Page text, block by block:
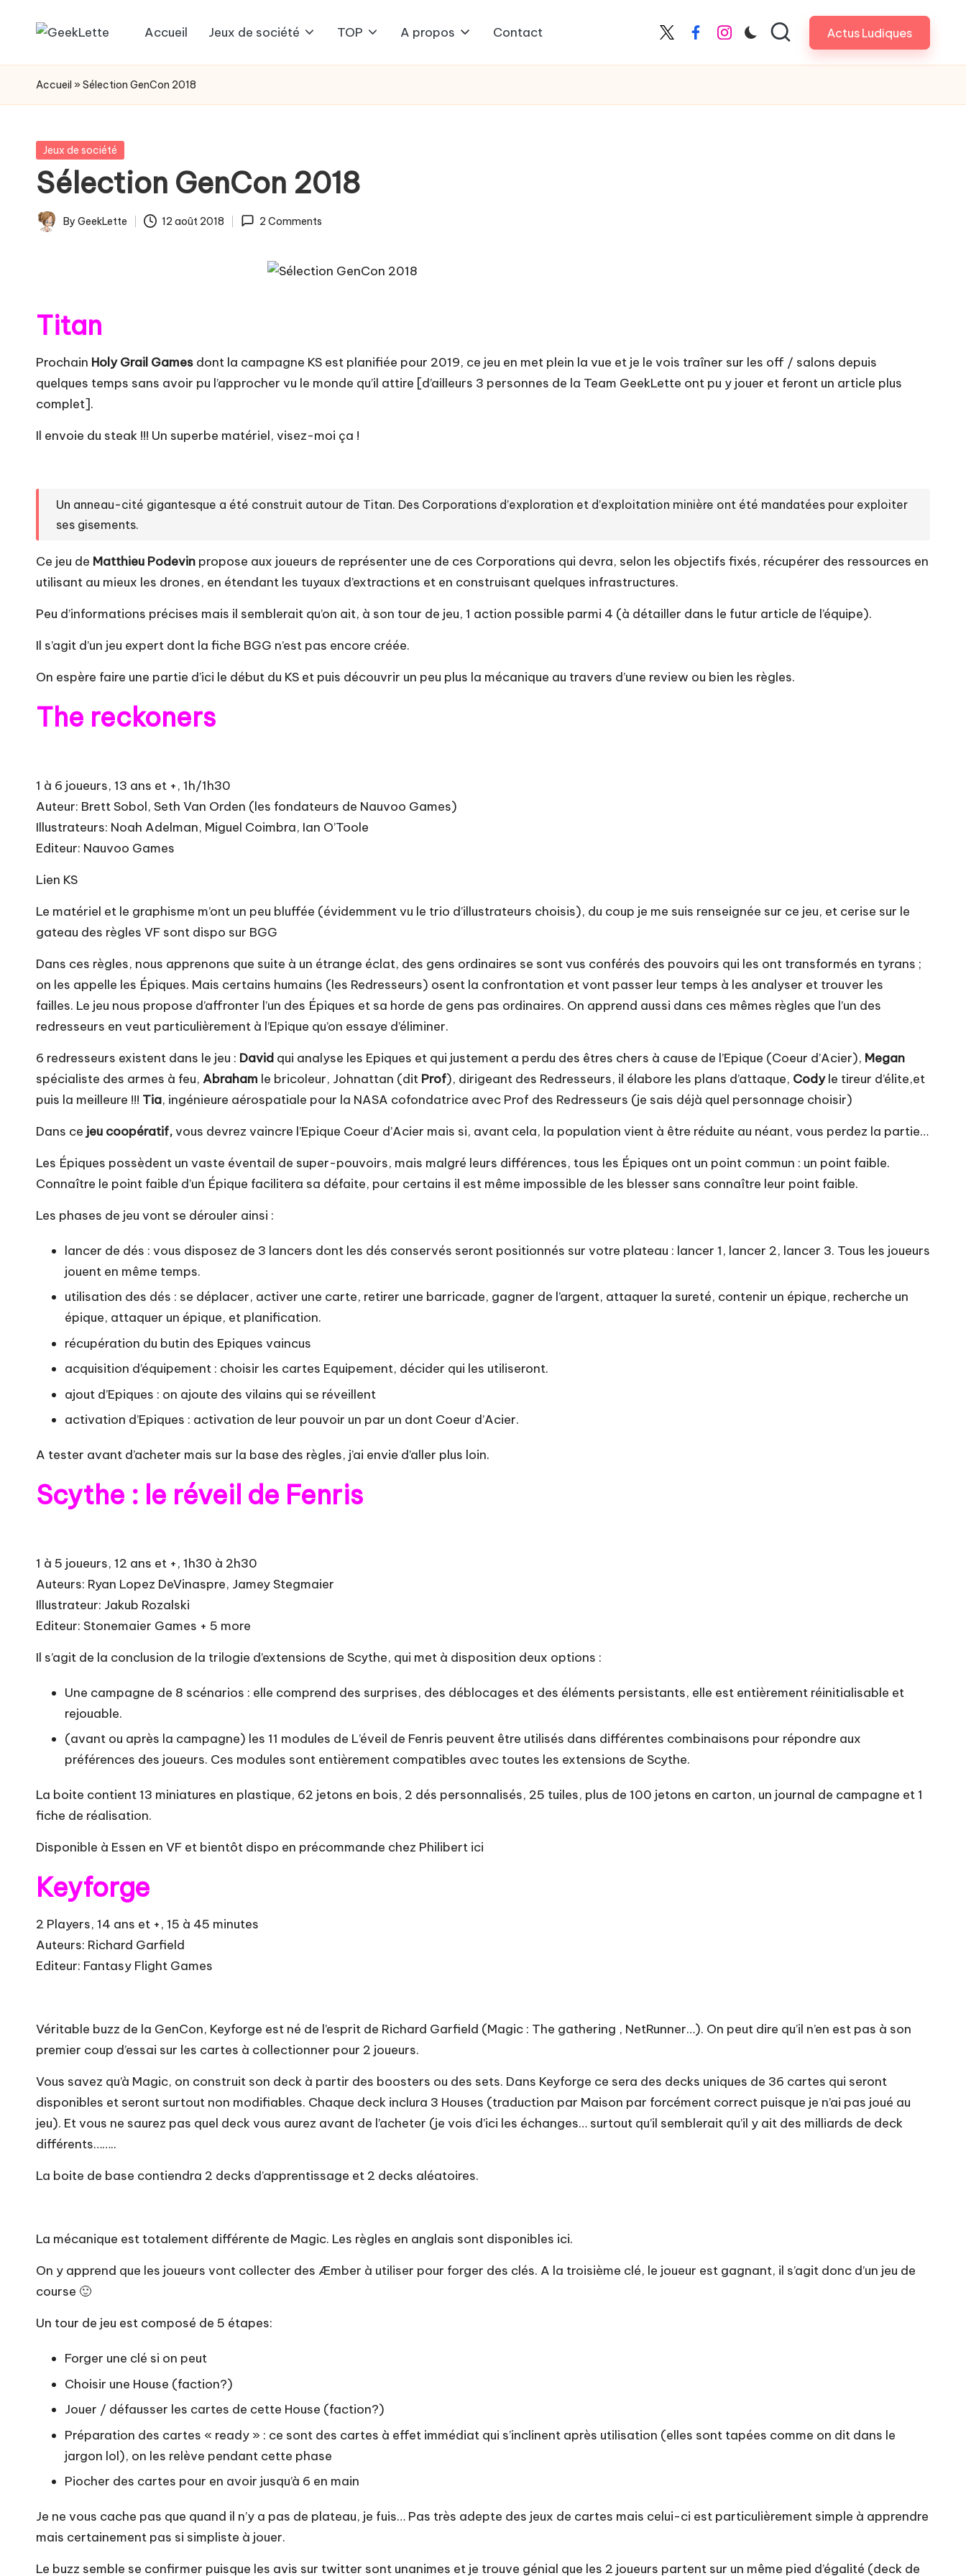
content
G
e
k
L
e
e
sur
de
société
Accueil Jeux de société TOP A propos Contact X FacebookInstagram Actus Ludiques
Accueil » Sélection GenCon 2018
Posted
Jeux de société
Sélection GenCon 2018
Posted
By GeekLette 12 août 2018 2 Comments
Titan
Prochain Holy Grail Games dont la campagne KS est planifiée pour 2019, ce jeu en met plein la vue et je le vois traîner sur les off / salons depuis
quelques temps sans avoir pu l’approcher vu le monde qu’il attire [d’ailleurs 3 personnes de la Team GeekLette ont pu y jouer et feront un article plus
complet].
Il envoie du steak !!! Un superbe matériel, visez-moi ça !
Un anneau-cité gigantesque a été construit autour de Titan. Des Corporations d’exploration et d’exploitation minière ont été mandatées pour exploiter
ses gisements.
Ce jeu de Matthieu Podevin propose aux joueurs de représenter une de ces Corporations qui devra, selon les objectifs fixés, récupérer des ressources en
utilisant au mieux les drones, en étendant les tuyaux d’extractions et en construisant quelques infrastructures.
Peu d’informations précises mais il semblerait qu’on ait, à son tour de jeu, 1 action possible parmi 4 (à détailler dans le futur article de l’équipe).
Il s’agit d’un jeu expert dont la fiche BGG n’est pas encore créée.
On espère faire une partie d’ici le début du KS et puis découvrir un peu plus la mécanique au travers d’une review ou bien les règles.
The reckoners
1 à 6 joueurs, 13 ans et +, 1h/1h30
Auteur: Brett Sobol, Seth Van Orden (les fondateurs de Nauvoo Games)
Illustrateurs: Noah Adelman, Miguel Coimbra, Ian O’Toole
Editeur: Nauvoo Games
Lien KS
Le matériel et le graphisme m’ont un peu bluffée (évidemment vu le trio d’illustrateurs choisis), du coup je me suis renseignée sur ce jeu, et cerise sur le
gateau des règles VF sont dispo sur BGG
Dans ces règles, nous apprenons que suite à un étrange éclat, des gens ordinaires se sont vus conférés des pouvoirs qui les ont transformés en tyrans ;
on les appelle les Épiques. Mais certains humains (les Redresseurs) osent la confrontation et vont passer leur temps à les analyser et trouver les
failles. Le jeu nous propose d’affronter l’un des Épiques et sa horde de gens pas ordinaires. On apprend aussi dans ces mêmes règles que l’un des
redresseurs en veut particulièrement à l’Epique qu’on essaye d’éliminer.
6 redresseurs existent dans le jeu : David qui analyse les Epiques et qui justement a perdu des êtres chers à cause de l’Epique (Coeur d’Acier), Megan
spécialiste des armes à feu, Abraham le bricoleur, Johnattan (dit Prof), dirigeant des Redresseurs, il élabore les plans d’attaque, Codyle tireur d’élite,et
puis la meilleure !!! Tia, ingénieure aérospatiale pour la NASA cofondatrice avec Prof des Redresseurs (je sais déjà quel personnage choisir)
Dans ce jeu coopératif,vous devrez vaincre l’Epique Coeur d’Acier mais si, avant cela, la population vient à être réduite au néant, vous perdez la partie…
Les Épiques possèdent un vaste éventail de super-pouvoirs, mais malgré leurs différences, tous les Épiques ont un point commun : un point faible.
Connaître le point faible d’un Épique facilitera sa défaite, pour certains il est même impossible de les blesser sans connaître leur point faible.
Les phases de jeu vont se dérouler ainsi :
lancer de dés : vous disposez de 3 lancers dont les dés conservés seront positionnés sur votre plateau : lancer 1, lancer 2, lancer 3. Tous les joueurs
jouent en même temps.
utilisation des dés : se déplacer, activer une carte, retirer une barricade, gagner de l’argent, attaquer la sureté, contenir un épique, recherche un
épique, attaquer un épique, et planification.
récupération du butin des Epiques vaincus
acquisition d’équipement : choisir les cartes Equipement, décider qui les utiliseront.
ajout d’Epiques : on ajoute des vilains qui se réveillent
activation d’Epiques : activation de leur pouvoir un par un dont Coeur d’Acier.
A tester avant d’acheter mais sur la base des règles, j’ai envie d’aller plus loin.
Scythe : le réveil de Fenris
1 à 5 joueurs, 12 ans et +, 1h30 à 2h30
Auteurs: Ryan Lopez DeVinaspre, Jamey Stegmaier
Illustrateur: Jakub Rozalski
Editeur: Stonemaier Games + 5 more
Il s’agit de la conclusion de la trilogie d’extensions de Scythe, qui met à disposition deux options :
Une campagne de 8 scénarios : elle comprend des surprises, des déblocages et des éléments persistants, elle est entièrement réinitialisable et
rejouable.
(avant ou après la campagne) les 11 modules de L’éveil de Fenris peuvent être utilisés dans différentes combinaisons pour répondre aux
préférences des joueurs. Ces modules sont entièrement compatibles avec toutes les extensions de Scythe.
La boite contient 13 miniatures en plastique, 62 jetons en bois, 2 dés personnalisés, 25 tuiles, plus de 100 jetons en carton, un journal de campagne et 1
fiche de réalisation.
Disponible à Essen en VF et bientôt dispo en précommande chez Philibert ici
Keyforge
2 Players, 14 ans et +, 15 à 45 minutes
Auteurs: Richard Garfield
Editeur: Fantasy Flight Games
Véritable buzz de la GenCon, Keyforge est né de l’esprit de Richard Garfield (Magic : The gathering , NetRunner…). On peut dire qu’il n’en est pas à son
premier coup d’essai sur les cartes à collectionner pour 2 joueurs.
Vous savez qu’à Magic, on construit son deck à partir des boosters ou des sets. Dans Keyforge ce sera des decks uniques de 36 cartes qui seront
disponibles et seront surtout non modifiables. Chaque deck inclura 3 Houses (traduction par Maison par forcément correct puisque je n’ai pas joué au
jeu). Et vous ne saurez pas quel deck vous aurez avant de l’acheter (je vois d’ici les échanges… surtout qu’il semblerait qu’il y ait des milliards de deck
différents……..
La boite de base contiendra 2 decks d’apprentissage et 2 decks aléatoires.
La mécanique est totalement différente de Magic. Les règles en anglais sont disponibles ici.
On y apprend que les joueurs vont collecter des Æmber à utiliser pour forger des clés. A la troisième clé, le joueur est gagnant, il s’agit donc d’un jeu de
course 🙂
Un tour de jeu est composé de 5 étapes:
Forger une clé si on peut
Choisir une House (faction?)
Jouer / défausser les cartes de cette House (faction?)
Préparation des cartes « ready » : ce sont des cartes à effet immédiat qui s’inclinent après utilisation (elles sont tapées comme on dit dans le
jargon lol), on les relève pendant cette phase
Piocher des cartes pour en avoir jusqu’à 6 en main
Je ne vous cache pas que quand il n’y a pas de plateau, je fuis… Pas très adepte des jeux de cartes mais celui-ci est particulièrement simple à apprendre
mais certainement pas si simpliste à jouer.
Le buzz semble se confirmer puisque les avis sur twitter sont unanimes et je trouve génial que les 2 joueurs partent sur un même pied d’égalité (deck de